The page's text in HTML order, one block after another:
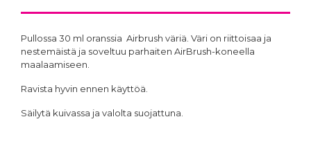
Pullossa 30 ml oranssia Airbrush väriä. Väri on riittoisaa ja
nestemäistä ja soveltuu parhaiten AirBrush-koneella
maalaamiseen.
Ravista hyvin ennen käyttöä.
Säilytä kuivassa ja valolta suojattuna.